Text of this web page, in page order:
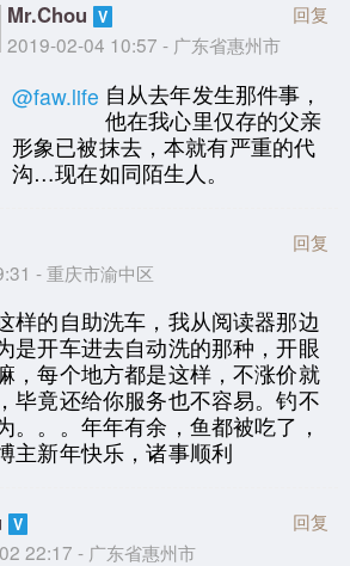
Mr.Chou
2019-02-04 10:57 - 广东省惠州市
回复
@faw.life 自从去年发生那件事，
他在我心里仅存的父亲
形象已被抹去，本就有严重的代
沟…现在如同陌生人。
- 重庆市渝中区
回复
样的自助洗车，我从阅读器那边
是开车进去自动洗的那种，开眼
，每个地方都是这样，不涨价就
毕竟还给你服务也不容易。钓不
。。。年年有余，鱼都被吃了，
主新年快乐，诸事顺利
22:17 - 广东省惠州市
回复